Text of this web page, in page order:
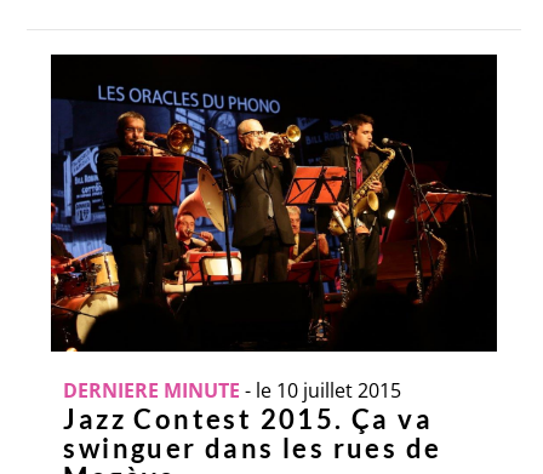
DERNIERE MINUTE - le 10 juillet 2015
Jazz Contest 2015. Ça va
swinguer dans les rues de